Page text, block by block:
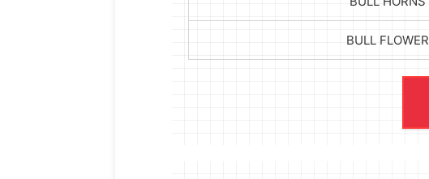
BULL FLOWER